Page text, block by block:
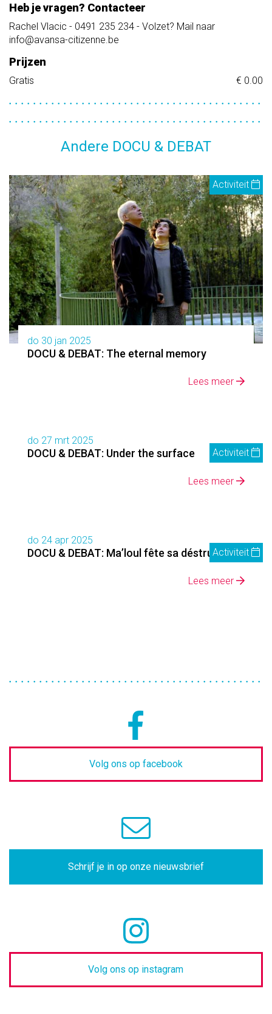
Heb je vragen? Contacteer
Rachel Vlacic - 0491 235 234 - Volzet? Mail naar
info@avansa-citizenne.be
Prijzen
Gratis € 0.00
Andere DOCU & DEBAT
Activiteit
do 30 jan 2025
DOCU & DEBAT: The eternal memory
Lees meer
Activiteit
do 27 mrt 2025
DOCU & DEBAT: Under the surface
Lees meer
Activiteit
do 24 apr 2025
DOCU & DEBAT: Ma’loul fête sa déstruction
Lees meer
Volg ons op facebook
Schrijf je in op onze nieuwsbrief
Volg ons op instagram